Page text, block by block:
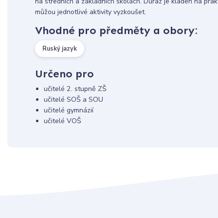
můžou jednotlivé aktivity vyzkoušet.
Vhodné pro předměty a obory:
Ruský jazyk
Určeno pro
učitelé 2. stupně ZŠ
učitelé SOŠ a SOU
učitelé gymnázií
učitelé VOŠ